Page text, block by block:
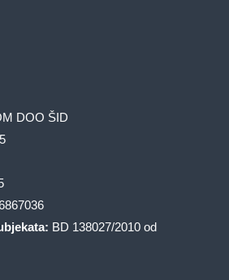
DOO ŠID
BD 138027/2010 od